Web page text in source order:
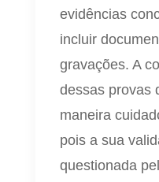
evidências
incluir
gravações. A
dessas provas
maneira
pois a sua
questionada